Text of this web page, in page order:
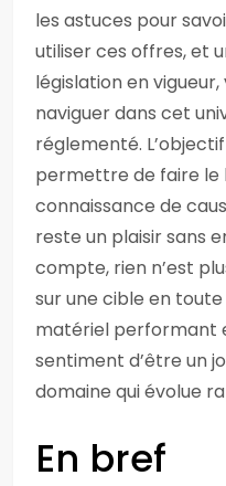
les astuces pour
utiliser ces offres, et
législation en
naviguer dans cet
réglementé.
permettre de faire le
connaissance de
reste un plaisir sans
compte, rien n’est
sur une cible en
matériel performant
sentiment d’être un
domaine qui évolue
En bref